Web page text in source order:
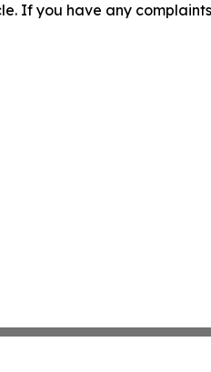
If you have any